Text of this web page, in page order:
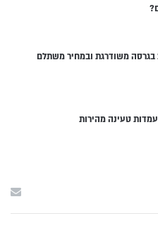
טעינה מהירות